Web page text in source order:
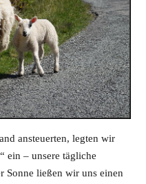
ansteuerten, legten wir
ein – unsere tägliche
Sonne ließen wir uns einen